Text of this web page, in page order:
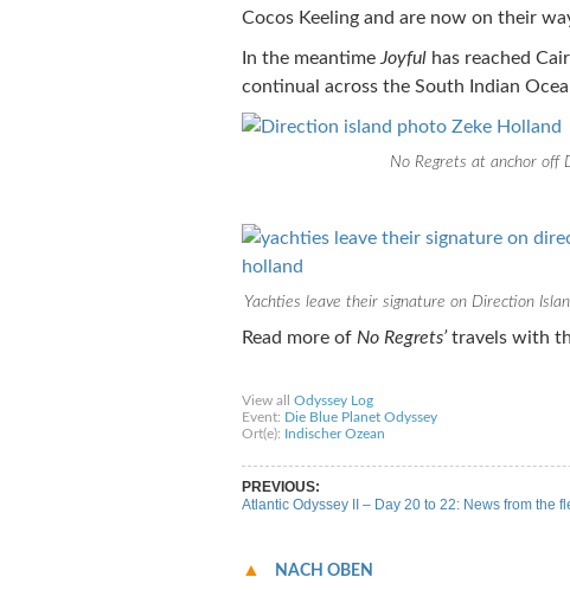
Cocos Keeling and are now on their
In the meantime Joyfulhas reached
continual across the South Indian
No Regrets at anchor off
Yachties leave their signature on Direction
Read more of No Regrets’travels with
View all Odyssey Log
Event: Die Blue Planet Odyssey
Ort(e): Indischer Ozean
PREVIOUS:
Atlantic Odyssey II – Day 20 to 22: News from the
NACH OBEN